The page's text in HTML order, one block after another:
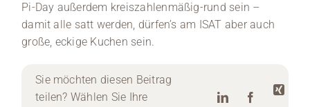
Pi-Day außerdem kreiszahlenmäßig-rund sein –
damit alle satt werden, dürfen’s am ISAT aber auch
große, eckige Kuchen sein.
Sie möchten diesen Beitrag
teilen? Wählen Sie Ihre